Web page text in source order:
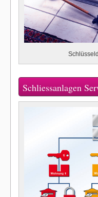
Schliessanlagen